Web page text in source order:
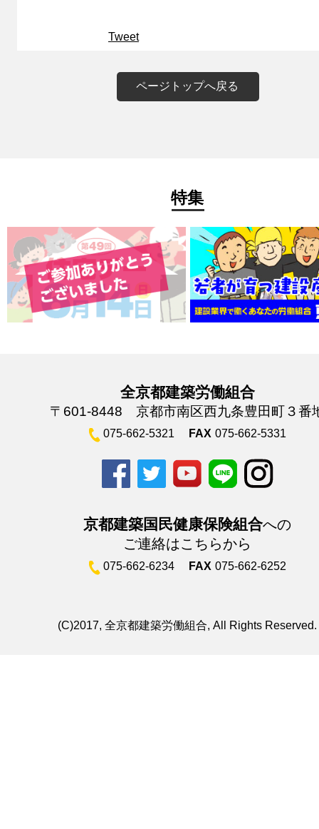
Tweet
ページトップへ戻る
特集
全京都建築労働組合
〒601-8448 京都市南区西九条豊田町３番
075-662-5321 FAX 075-662-5331
京都建築国民健康保険組合への
ご連絡はこちらから
075-662-6234 FAX 075-662-6252
(C)2017, 全京都建築労働組合, All Rights Reserved.